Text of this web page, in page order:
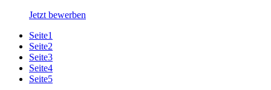
Jetzt bewerben
Seite1
Seite2
Seite3
Seite4
Seite5